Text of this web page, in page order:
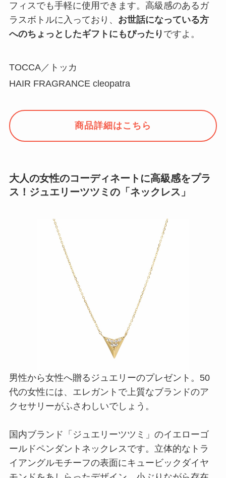
フィスでも手軽に使用できます。高級感のあるガ
ラスボトルに入っており、 お世話になっている方
へのちょっとしたギフトにもぴったり ですよ。
TOCCA／トッカ
HAIR FRAGRANCE cleopatra
商品詳細はこちら
大人の女性のコーディネートに高級感をプラ
ス！ジュエリーツツミの「ネックレス」
男性から女性へ贈るジュエリーのプレゼント。50
代の女性には、エレガントで上質なブランドのア
クセサリーがふさわしいでしょう。
国内ブランド「ジュエリーツツミ」のイエローゴ
ールドペンダントネックレスです。立体的なトラ
イアングルモチーフの表面にキュービックダイヤ